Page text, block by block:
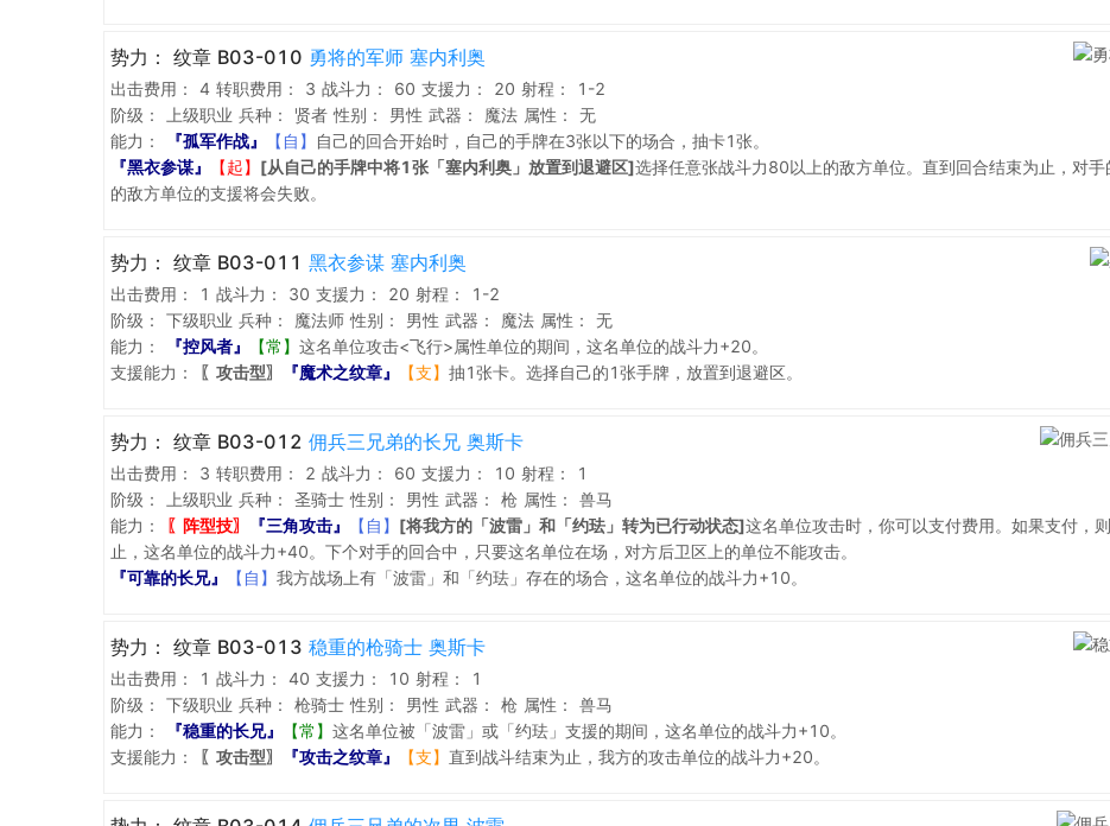
势力： 纹章 B03-010 勇将的军师 塞内利奥
出击费用： 4 转职费用： 3 战斗力： 60 支援力： 20 射程：
1-2
阶级：
上级职业 兵种： 贤者 性别： 男性 武器： 魔法 属性：
无
能力：
『孤军作战』 【自】
自己的回合开始时，自己的手牌在3张以下的场合，抽卡1张。
『黑衣参谋』
【起】 [从自己的手牌中将1张「塞内利奥」放置到退避区]选择任意张战斗力80以上的敌方单位。直到回合结束为止，对手
的敌方单位的支援将会失败。
势力： 纹章 B03-011 黑衣参谋 塞内利奥
出击费用： 1 战斗力： 30 支援力： 20 射程：
1-2
阶级：
下级职业 兵种： 魔法师 性别： 男性 武器： 魔法 属性：
无
能力：
『控风者』 【常】 这名单位攻击<飞行>属性单位的期间，这名单位的战斗力+20。
支援能力：
〖攻击型〗 『魔术之纹章』 【支】 抽1张卡。选择自己的1张手牌，放置到退避区。
势力： 纹章 B03-012 佣兵三兄弟的长兄 奥斯卡
出击费用： 3 转职费用： 2 战斗力： 60 支援力： 10 射程：
1
阶级：
上级职业 兵种： 圣骑士 性别： 男性 武器： 枪 属性：
兽马
能力：
〖阵型技〗 『三角攻击』 【自】 [将我方的「波雷」和「约珐」转为已行动状态]这名单位攻击时，你可以支付费用。如果支付，
止，这名单位的战斗力+40。下个对手的回合中，只要这名单位在场，对方后卫区上的单位不能攻击。
『可靠的长兄』
【自】 我方战场上有「波雷」和「约珐」存在的场合，这名单位的战斗力+10。
势力： 纹章 B03-013 稳重的枪骑士 奥斯卡
出击费用： 1 战斗力： 40 支援力： 10 射程：
1
阶级：
下级职业 兵种： 枪骑士 性别： 男性 武器： 枪 属性：
兽马
能力：
『稳重的长兄』 【常】 这名单位被「波雷」或「约珐」支援的期间，这名单位的战斗力+10。
支援能力：
〖攻击型〗 『攻击之纹章』 【支】 直到战斗结束为止，我方的攻击单位的战斗力+20。